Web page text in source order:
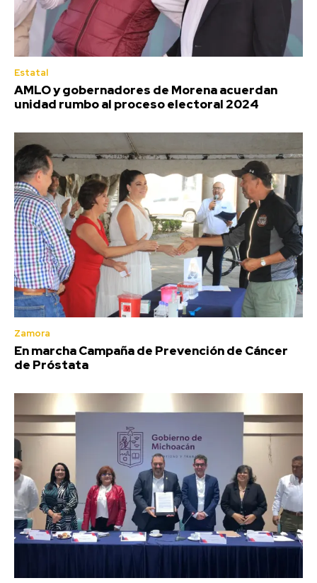
Estatal
AMLO y gobernadores de Morena acuerdan
unidad rumbo al proceso electoral 2024
Zamora
En marcha Campaña de Prevención de Cáncer
de Próstata